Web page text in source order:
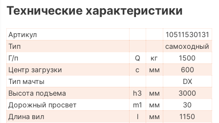
Технические характеристики
Артикул
10511530131
Тип
самоходный
Г/п
Q кг
1500
Центр загрузки
c мм
600
Тип мачты
DX
Высота подъема
h3 мм
3000
Дорожный просвет
m1 мм
30
Длина вил
l мм
1150